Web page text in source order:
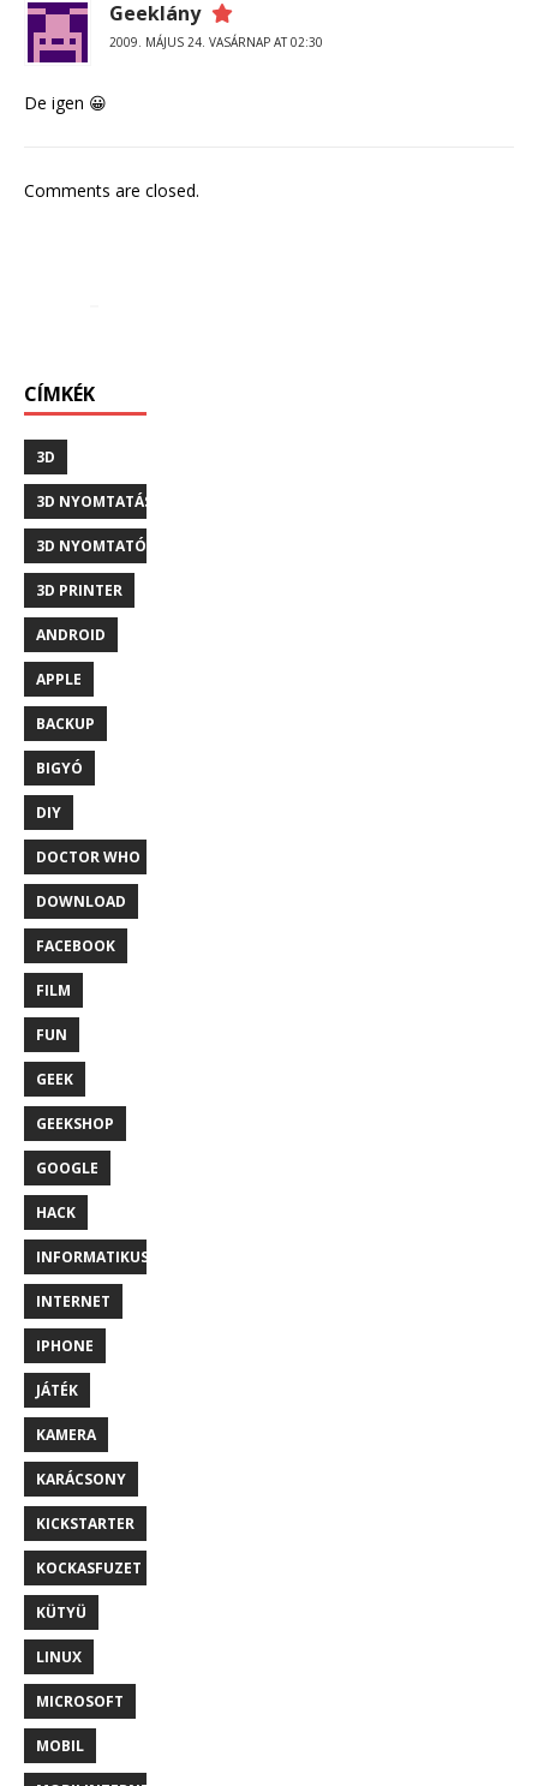
Geeklány
2009. MÁJUS 24. VASÁRNAP AT 02:30
De igen 😀
Comments are closed.
CÍMKÉK
3D
3D NYOMTATÁS
3D NYOMTATÓ
3D PRINTER
ANDROID
APPLE
BACKUP
BIGYÓ
DIY
DOCTOR WHO
DOWNLOAD
FACEBOOK
FILM
FUN
GEEK
GEEKSHOP
GOOGLE
HACK
INFORMATIKUS
INTERNET
IPHONE
JÁTÉK
KAMERA
KARÁCSONY
KICKSTARTER
KOCKASFUZET
KÜTYÜ
LINUX
MICROSOFT
MOBIL